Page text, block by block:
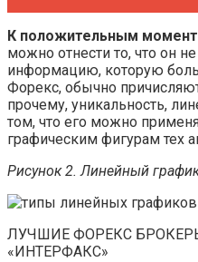
К положительным
можно отнести то, что он
информацию, которую
Форекс, обычно
прочему, уникальность,
том, что его можно
графическим фигурам тех
Рисунок 2. Линейный
ЛУЧШИЕ ФОРЕКС
«ИНТЕРФАКС»